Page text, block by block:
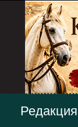
Редакция